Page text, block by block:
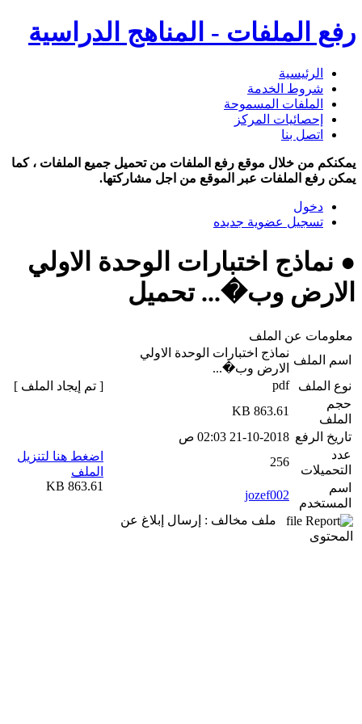
رفع الملفات - المناهج الدراسية
الرئيسية
شروط الخدمة
الملفات المسموحة
إحصائيات المركز
اتصل بنا
يمكنكم من خلال موقع رفع الملفات من تحميل جميع الملفات ، كما
يمكن رفع الملفات عبر الموقع من اجل مشاركتها.
دخول
تسجيل عضوية جديده
● نماذج اختبارات الوحدة الاولي
الارض وب�... تحميل
معلومات عن الملف
اسم الملف
نماذج اختبارات الوحدة الاولي
الارض وب�...
نوع الملف
pdf
حجم
الملف
863.61 KB
تاريخ الرفع 21-10-2018 02:03 ص
عدد
التحميلات
256
اسم
المستخدم
jozef002
ملف مخالف : إرسال إبلاغ عن
المحتوى
[ تم إيجاد الملف ]
اضغط هنا لتنزيل
الملف
863.61 KB